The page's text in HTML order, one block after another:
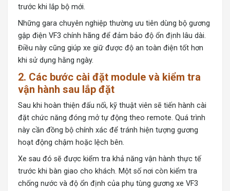
trước khi lắp bộ mới.
Những gara chuyên nghiệp thường ưu tiên dùng bộ gương
gập điện VF3 chính hãng để đảm bảo độ ổn định lâu dài.
Điều này cũng giúp xe giữ được độ an toàn điện tốt hơn
khi sử dụng hằng ngày.
2. Các bước cài đặt module và kiểm tra
vận hành sau lắp đặt
Sau khi hoàn thiện đấu nối, kỹ thuật viên sẽ tiến hành cài
đặt chức năng đóng mở tự động theo remote. Quá trình
này cần đồng bộ chính xác để tránh hiện tượng gương
hoạt động chậm hoặc lệch bên.
Xe sau đó sẽ được kiểm tra khả năng vận hành thực tế
trước khi bàn giao cho khách. Một số nơi còn kiểm tra
chống nước và độ ổn định của phụ tùng gương xe VF3